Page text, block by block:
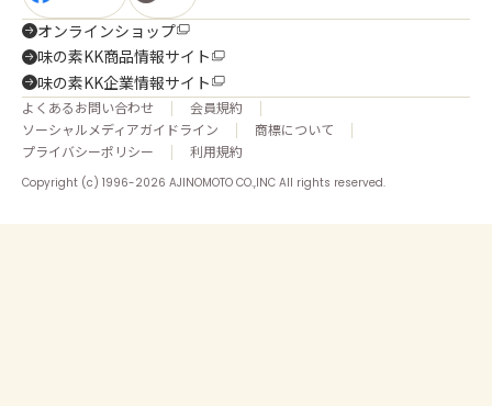
オンラインショップ
味の素KK商品情報サイト
味の素KK企業情報サイト
よくあるお問い合わせ
会員規約
ソーシャルメディアガイドライン
商標について
プライバシーポリシー
利用規約
Copyright (c) 1996-2026 AJINOMOTO CO.,INC All rights reserved.